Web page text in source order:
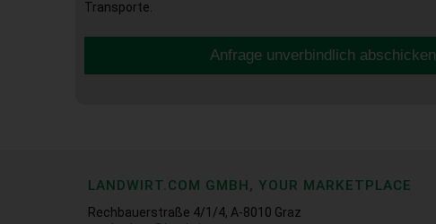
Transporte.
Anfrage unverbindlich abschicken
LANDWIRT.COM GMBH, YOUR MARKETPLACE
Rechbauerstraße 4/1/4, A-8010 Graz